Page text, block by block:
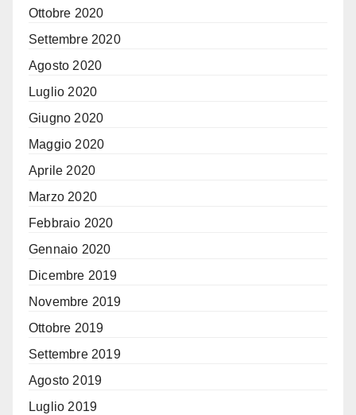
Ottobre 2020
Settembre 2020
Agosto 2020
Luglio 2020
Giugno 2020
Maggio 2020
Aprile 2020
Marzo 2020
Febbraio 2020
Gennaio 2020
Dicembre 2019
Novembre 2019
Ottobre 2019
Settembre 2019
Agosto 2019
Luglio 2019